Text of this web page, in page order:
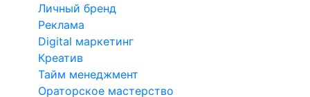
Личный бренд
Реклама
Digital маркетинг
Креатив
Тайм менеджмент
Ораторское мастерство